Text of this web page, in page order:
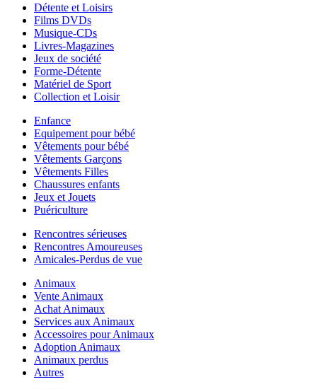
Détente et Loisirs
Films DVDs
Musique-CDs
Livres-Magazines
Jeux de société
Forme-Détente
Matériel de Sport
Collection et Loisir
Enfance
Equipement pour bébé
Vêtements pour bébé
Vêtements Garçons
Vêtements Filles
Chaussures enfants
Jeux et Jouets
Puériculture
Rencontres sérieuses
Rencontres Amoureuses
Amicales-Perdus de vue
Animaux
Vente Animaux
Achat Animaux
Services aux Animaux
Accessoires pour Animaux
Adoption Animaux
Animaux perdus
Autres